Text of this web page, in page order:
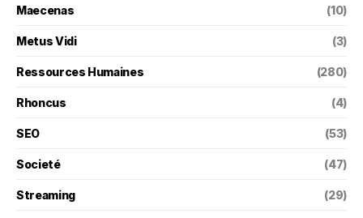
Maecenas (10)
Metus Vidi (3)
Ressources Humaines (280)
Rhoncus (4)
SEO (53)
Societé (47)
Streaming (29)